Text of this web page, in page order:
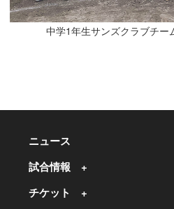
中学1年生サンズクラブチー
ニュース
試合情報
チケット